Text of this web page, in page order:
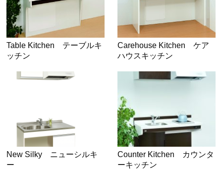
Table Kitchen テーブルキ
ッチン
Carehouse Kitchen ケア
ハウスキッチン
New Silky ニューシルキ
ー
Counter Kitchen カウンタ
ーキッチン